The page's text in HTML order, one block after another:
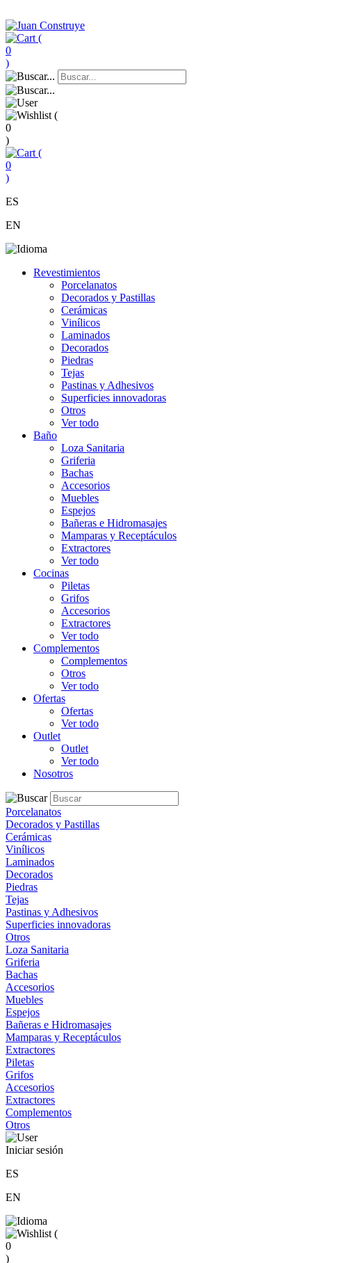
(
0
)
(
0
)
(
0
)
ES
EN
Revestimientos
Porcelanatos
Decorados y Pastillas
Cerámicas
Vinílicos
Laminados
Decorados
Piedras
Tejas
Pastinas y Adhesivos
Superficies innovadoras
Otros
Ver todo
Baño
Loza Sanitaria
Griferia
Bachas
Accesorios
Muebles
Espejos
Bañeras e Hidromasajes
Mamparas y Receptáculos
Extractores
Ver todo
Cocinas
Piletas
Grifos
Accesorios
Extractores
Ver todo
Complementos
Complementos
Otros
Ver todo
Ofertas
Ofertas
Ver todo
Outlet
Outlet
Ver todo
Nosotros
Porcelanatos
Decorados y Pastillas
Cerámicas
Vinílicos
Laminados
Decorados
Piedras
Tejas
Pastinas y Adhesivos
Superficies innovadoras
Otros
Loza Sanitaria
Griferia
Bachas
Accesorios
Muebles
Espejos
Bañeras e Hidromasajes
Mamparas y Receptáculos
Extractores
Piletas
Grifos
Accesorios
Extractores
Complementos
Otros
Iniciar sesión
ES
EN
(
0
)